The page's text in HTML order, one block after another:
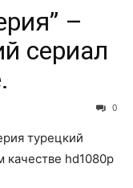
–
сериал
0
турецкий
качестве hd1080p